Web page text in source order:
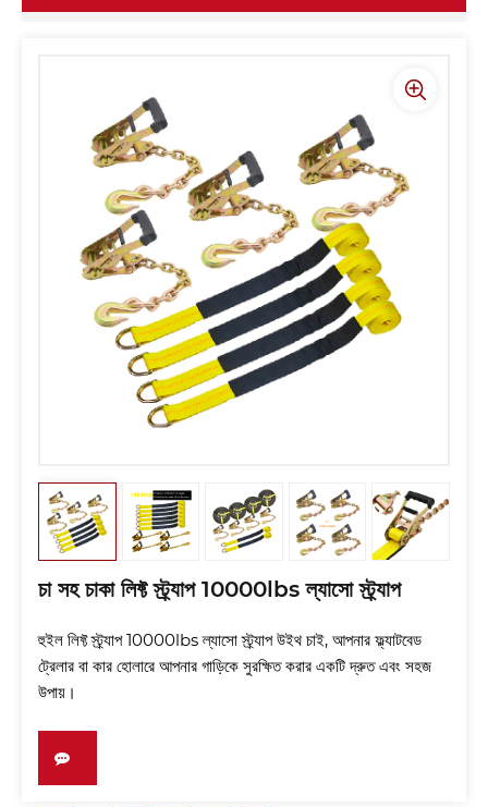
চা সহ চাকা লিফ্ট স্ট্র্যাপ 10000lbs ল্যাসো স্ট্র্যাপ
হুইল লিফ্ট স্ট্র্যাপ 10000lbs ল্যাসো স্ট্র্যাপ উইথ চাই, আপনার ফ্ল্যাটবেড
ট্রেলার বা কার হোলারে আপনার গাড়িকে সুরক্ষিত করার একটি দ্রুত এবং সহজ
উপায়।